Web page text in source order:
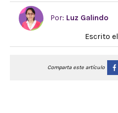
Por: Luz Galindo
Escrito el
Comparta este artículo